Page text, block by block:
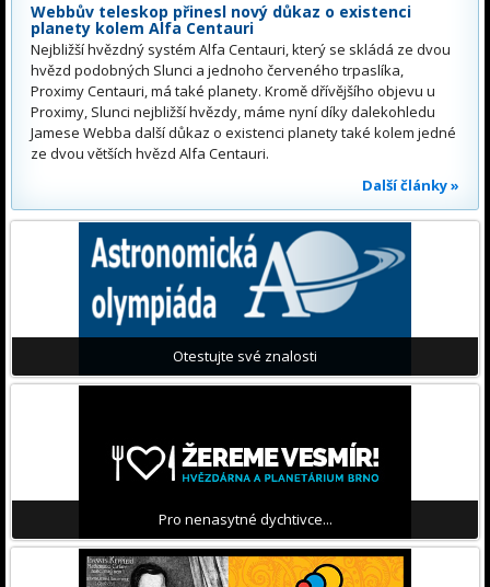
Webbův teleskop přinesl nový důkaz o existenci
planety kolem Alfa Centauri
Nejbližší hvězdný systém Alfa Centauri, který se skládá ze dvou
hvězd podobných Slunci a jednoho červeného trpaslíka,
Proximy Centauri, má také planety. Kromě dřívějšího objevu u
Proximy, Slunci nejbližší hvězdy, máme nyní díky dalekohledu
Jamese Webba další důkaz o existenci planety také kolem jedné
ze dvou větších hvězd Alfa Centauri.
Další články »
Otestujte své znalosti
Pro nenasytné dychtivce...